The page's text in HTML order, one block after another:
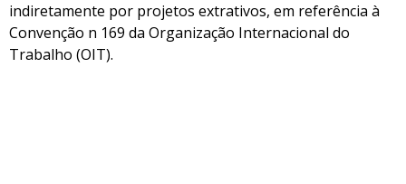
indiretamente por projetos extrativos, em referência à
Convenção n 169 da Organização Internacional do
Trabalho (OIT).